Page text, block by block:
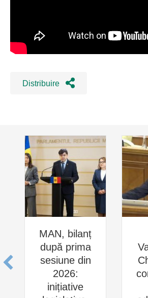
Distribuire
MAN, bilanț
după prima
sesiune din
2026:
inițiative